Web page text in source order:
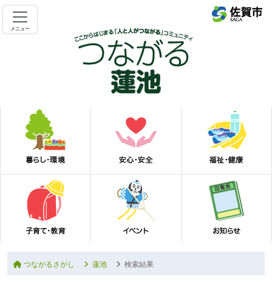
メニュー
つながるさがし 蓮池 検索結果